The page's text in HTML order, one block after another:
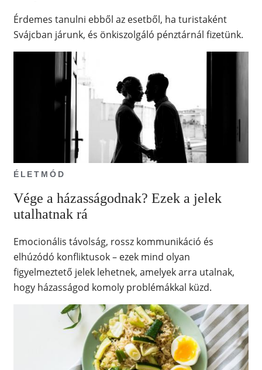
Érdemes tanulni ebből az esetből, ha turistaként
Svájcban járunk, és önkiszolgáló pénztárnál fizetünk.
ÉLETMÓD
Vége a házasságodnak? Ezek a jelek
utalhatnak rá
Emocionális távolság, rossz kommunikáció és
elhúzódó konfliktusok – ezek mind olyan
figyelmeztető jelek lehetnek, amelyek arra utalnak,
hogy házasságod komoly problémákkal küzd.